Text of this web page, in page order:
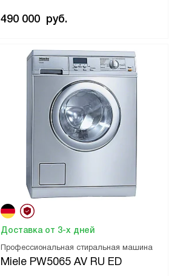
490 000 руб.
Профессиональная стиральная машина
Miele PW5065 AV RU ED
Доставка от 3-х дней